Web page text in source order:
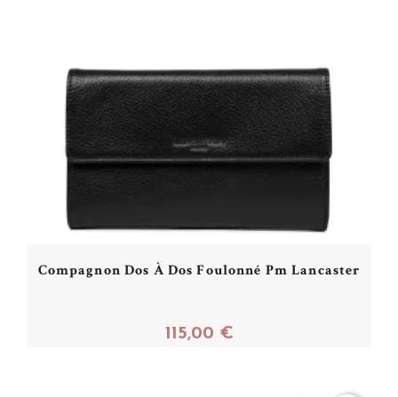
Compagnon Dos À Dos Foulonné Pm Lancaster
115,00 €